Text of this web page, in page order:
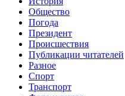
Общество
Погода
Президент
Происшествия
Публикации читателей
Разное
Спорт
Транспорт